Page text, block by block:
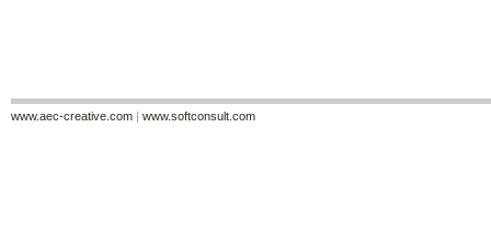
www.aec-creative.com | www.softconsult.com